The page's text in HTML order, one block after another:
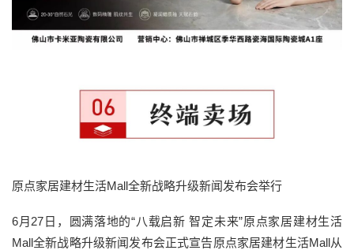
原点家居建材生活Mall全新战略升级新闻发布会举行
6月27日，圆满落地的“八载启新 智定未来”原点家居建材生活
Mall全新战略升级新闻发布会正式宣告原点家居建材生活Mall从